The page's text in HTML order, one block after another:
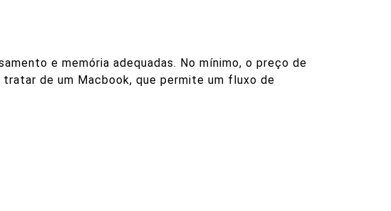
e memória adequadas. No mínimo, o preço de
de um Macbook, que permite um fluxo de